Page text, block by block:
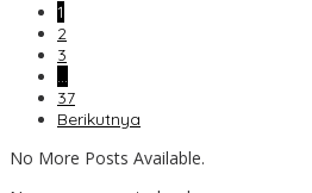
1
2
3
…
37
Berikutnya
No More Posts Available.